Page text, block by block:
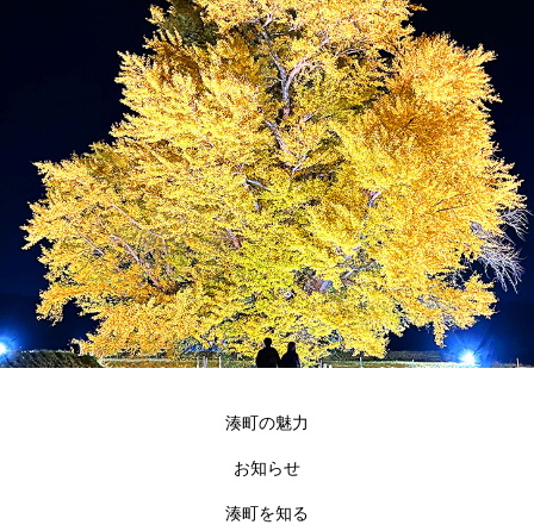
湊町の魅力
お知らせ
湊町を知る